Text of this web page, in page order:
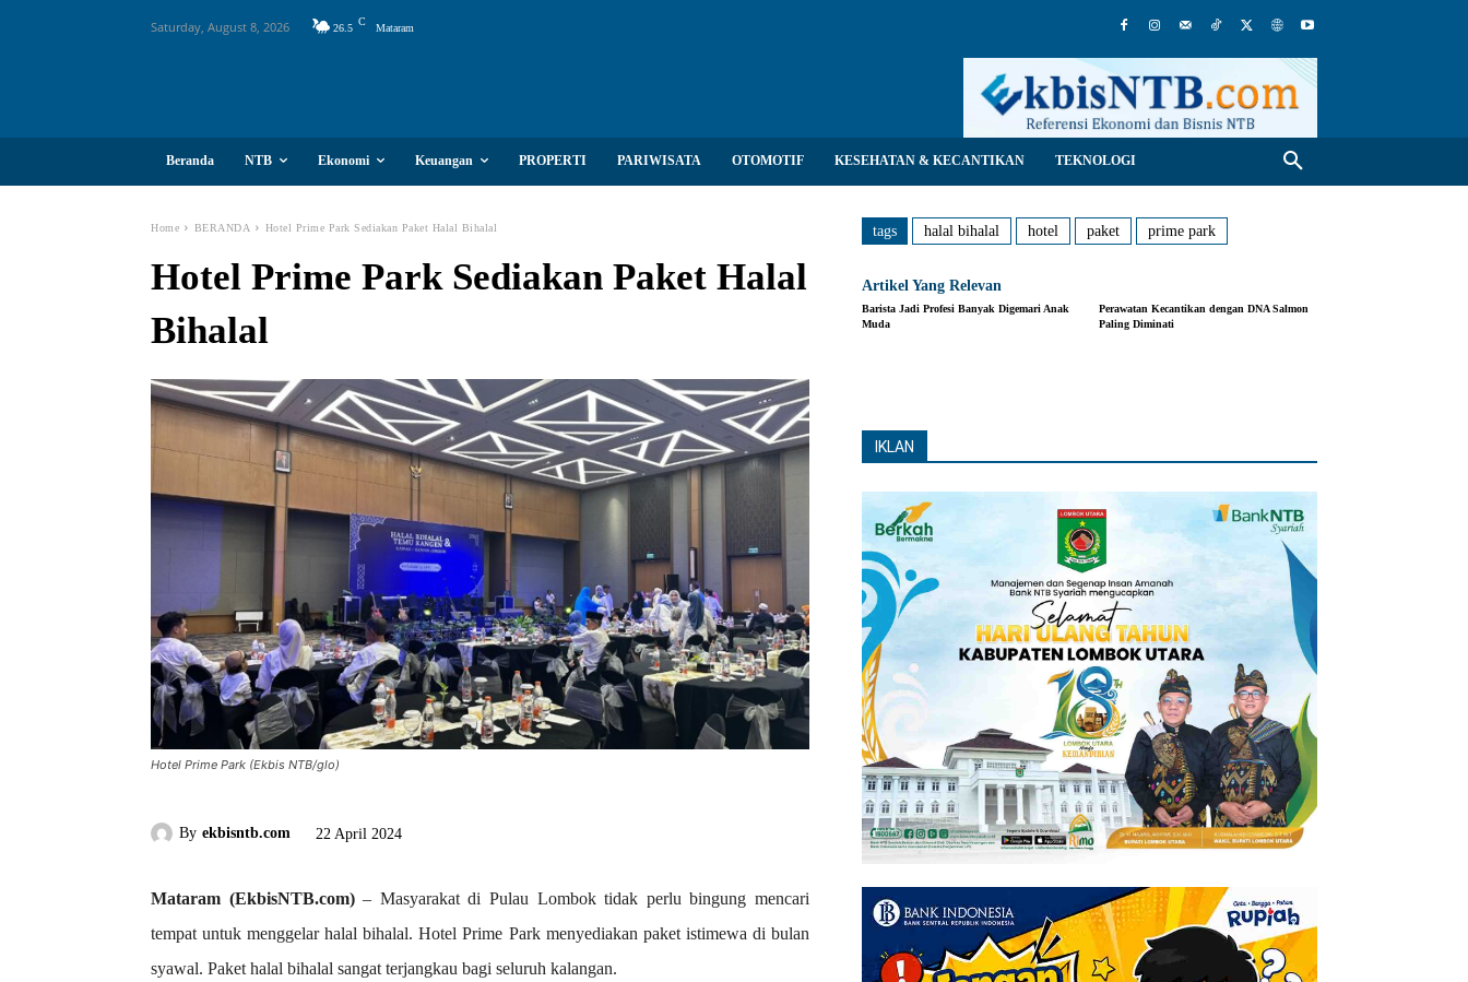
Saturday, August 8, 2026 26.5
C
Mataram
Beranda NTB Ekonomi Keuangan PROPERTI PARIWISATA OTOMOTIF KESEHATAN & KECANTIKAN TEKNOLOGI
Home BERANDA Hotel Prime Park Sediakan Paket Halal Bihalal
Hotel Prime Park Sediakan Paket Halal
Bihalal
Hotel Prime Park (Ekbis NTB/glo)
By ekbisntb.com 22 April 2024
Mataram (EkbisNTB.com)– Masyarakat di Pulau Lombok tidak perlu bingung mencari
tempat untuk menggelar halal bihalal. Hotel Prime Park menyediakan paket istimewa di bulan
syawal. Paket halal bihalal sangat terjangkau bagi seluruh kalangan.
tags halal bihalal hotel paket prime park
Artikel Yang Relevan
Barista Jadi Profesi Banyak Digemari Anak
Muda
Perawatan Kecantikan dengan DNA Salmon
Paling Diminati
IKLAN